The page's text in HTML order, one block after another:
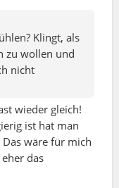
Klingt, als
zu wollen und
nicht
wieder gleich!
ist hat man
wäre für mich
das